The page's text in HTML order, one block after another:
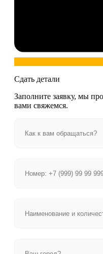
Сдать детали
Заполните заявку, мы
вами свяжемся.